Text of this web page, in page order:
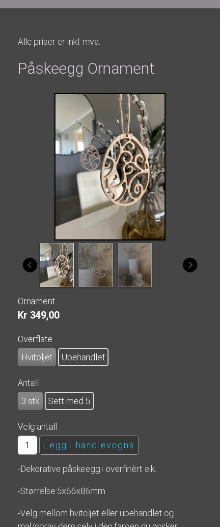
Alle priser er inkl. mva.
Påskeegg Ornament
Ornament
Kr 349,00
Overflate
Hvitoljet
Ubehandlet
Antall
3 stk
Sett med 5
Velg antall
-Dekorative påskeegg i overfinèrt eik.
-Størrelse:5x66x86mm
-Velg mellom hvitoljet eller ubehandlet og